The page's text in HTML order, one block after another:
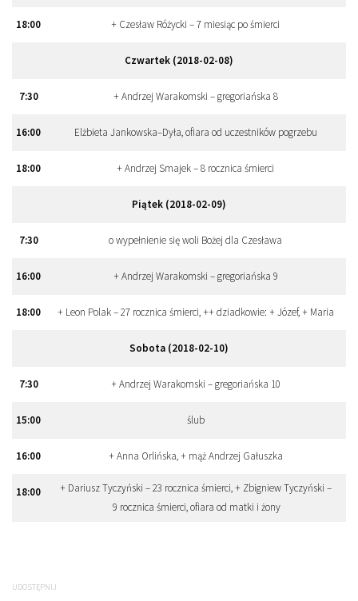
18:00 + Czesław Różycki – 7 miesiąc po śmierci
Czwartek (2018-02-08)
7:30 + Andrzej Warakomski – gregoriańska 8
16:00 Elżbieta Jankowska–Dyła, ofiara od uczestników pogrzebu
18:00 + Andrzej Smajek – 8 rocznica śmierci
Piątek (2018-02-09)
7:30 o wypełnienie się woli Bożej dla Czesława
16:00 + Andrzej Warakomski – gregoriańska 9
18:00 + Leon Polak – 27 rocznica śmierci, ++ dziadkowie: + Józef, + Maria
Sobota (2018-02-10)
7:30 + Andrzej Warakomski – gregoriańska 10
15:00 ślub
16:00 + Anna Orlińska, + mąż Andrzej Gałuszka
18:00
+ Dariusz Tyczyński – 23 rocznica śmierci, + Zbigniew Tyczyński –
9 rocznica śmierci, ofiara od matki i żony
UDOSTĘPNIJ